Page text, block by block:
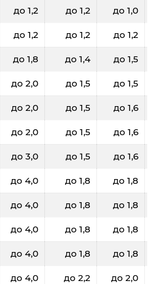
до 1,2 до 1,2 до 1,0
до 1,2 до 1,2 до 1,2
до 1,8 до 1,4 до 1,5
до 2,0 до 1,5 до 1,5
до 2,0 до 1,5 до 1,6
до 2,0 до 1,5 до 1,6
до 3,0 до 1,5 до 1,6
до 4,0 до 1,8 до 1,8
до 4,0 до 1,8 до 1,8
до 4,0 до 1,8 до 1,8
до 4,0 до 1,8 до 1,8
до 4,0 до 2,2 до 2,0